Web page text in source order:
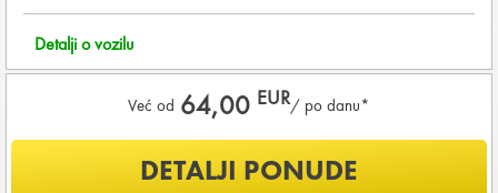
Detalji o vozilu
Već od 64,00 EUR/ po danu*
Šta je uključeno u ponudu?DETALJI PONUDE